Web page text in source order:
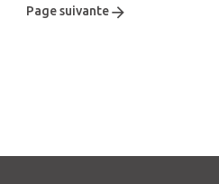
Page suivante